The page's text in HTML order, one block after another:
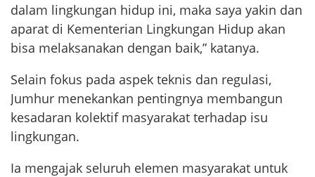
dalam lingkungan hidup ini, maka saya yakin dan
aparat di Kementerian Lingkungan Hidup akan
bisa melaksanakan dengan baik,” katanya.
Selain fokus pada aspek teknis dan regulasi,
Jumhur menekankan pentingnya membangun
kesadaran kolektif masyarakat terhadap isu
lingkungan.
Ia mengajak seluruh elemen masyarakat untuk